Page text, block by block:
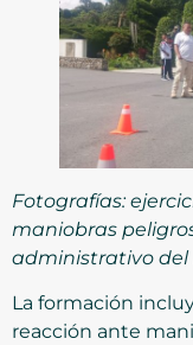
Fotografías:
maniobras
administrativo del
La formación
reacción ante